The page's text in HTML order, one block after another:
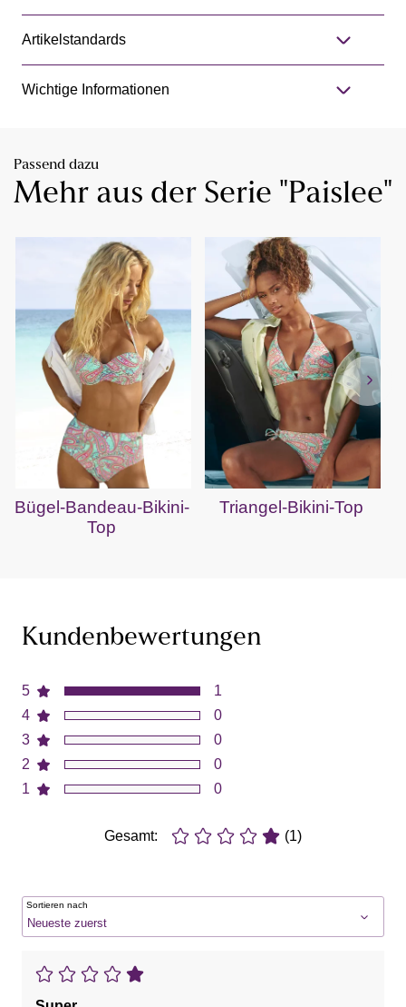
Artikelstandards
Wichtige Informationen
Passend dazu
Mehr aus der Serie "Paislee"
Bügel-Bandeau-Bikini-
Top
Triangel-Bikini-Top
Kundenbewertungen
5
4
3
2
1
1
0
0
0
0
Gesamt: (1)
Sortieren nach